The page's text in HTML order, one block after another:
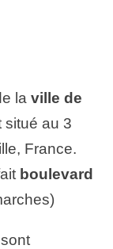
la ville de
situé au 3
France.
boulevard